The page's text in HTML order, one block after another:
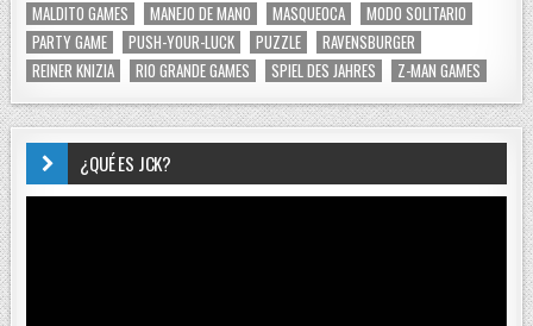
MALDITO GAMES
MANEJO DE MANO MASQUEOCA
MODO SOLITARIO
PARTY GAME
PUSH-YOUR-LUCK PUZZLE
RAVENSBURGER
REINER KNIZIA
RIO GRANDE GAMES SPIEL DES JAHRES Z-MAN GAMES
¿QUÉ ES JCK?